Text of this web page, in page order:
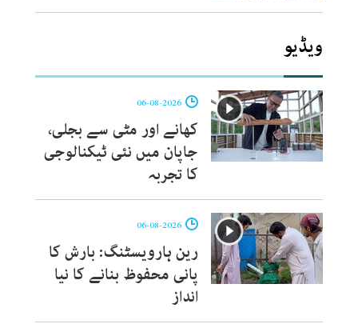
ویڈیو
کھانے اور مٹی سے بجلی،
جاپان میں نئی ٹیکنالوجی
کا تجربہ
رین ہارویسٹنگ: بارش کا
پانی محفوظ بنانے کا نیا
انداز